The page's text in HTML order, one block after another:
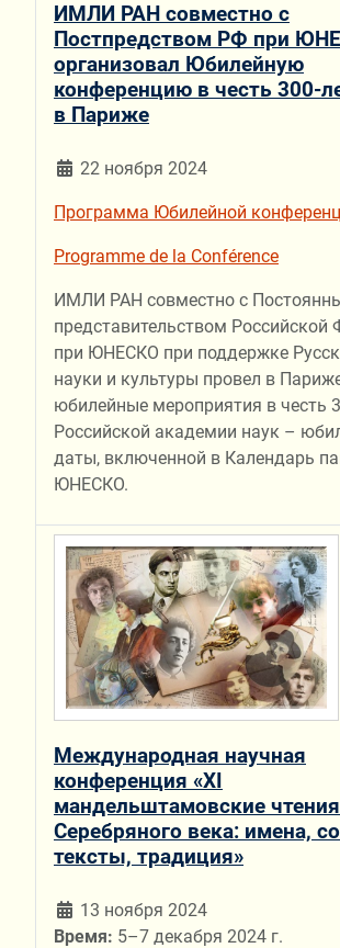
ИМЛИ РАН совместно с
Постпредством РФ при
организовал Юбилейную
конференцию в честь 300-
в Париже
22 ноября 2024
Программа Юбилейной
Programme de la Сonférence
ИМЛИ РАН совместно с
представительством Российской
при ЮНЕСКО при поддержке
науки и культуры провел в
юбилейные мероприятия в честь
Российской академии наук –
даты, включенной в Календарь
ЮНЕСКО.
Международная научная
конференция «XI
мандельштамовские
Серебряного века: имена,
тексты, традиция»
13 ноября 2024
Время: 5–7 декабря 2024 г.